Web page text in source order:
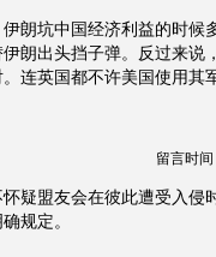
朗坑中国经济利益的时候
朗出头挡子弹。反过来说
连英国都不许美国使用其
留言时间
疑盟友会在彼此遭受入侵
规定。